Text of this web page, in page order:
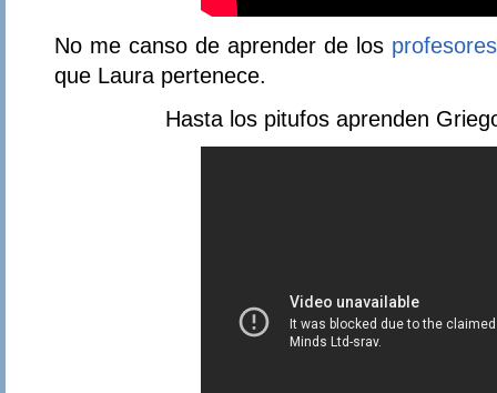
No me canso de aprender de los
que Laura pertenece.
Hasta los pitufos aprenden